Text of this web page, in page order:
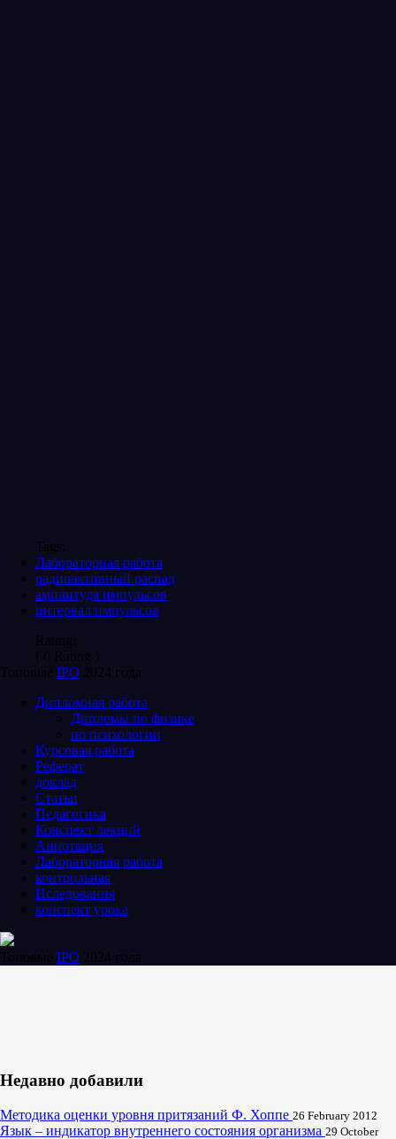
Tags:
Лабораторная работа
радиоактивный распад
амплитуда импульсов
интервал импульсов
Rating:
( 0 Rating )
Топовые IPO 2024 года
Дипломная работа
Дипломы по физике
по психологии
Курсовая работа
Реферат
доклад
Статьи
Педагогика
Конспект лекций
Аннотация
Лабораторная работа
контрольная
Иследования
конспект урока
Топовые IPO 2024 года
Недавно добавили
Методика оценки уровня притязаний Ф. Хоппе 26 February 2012
Язык – индикатор внутреннего состояния организма 29 October